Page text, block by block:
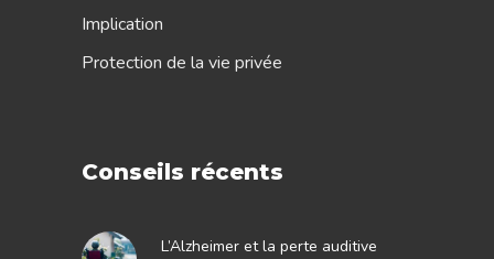
Implication
Protection de la vie privée
Conseils récents
L’Alzheimer et la perte auditive